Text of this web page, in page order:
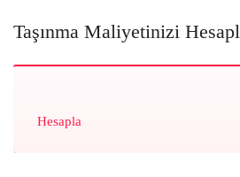
Taşınma Maliyetinizi
Hesapla